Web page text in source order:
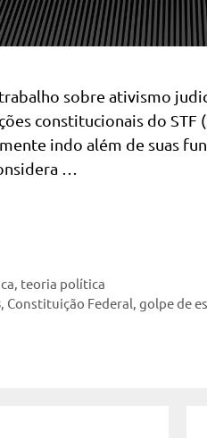
sobre ativismo
constitucionais do
indo além de suas
…
, teoria política
, Constituição Federal,golpe de